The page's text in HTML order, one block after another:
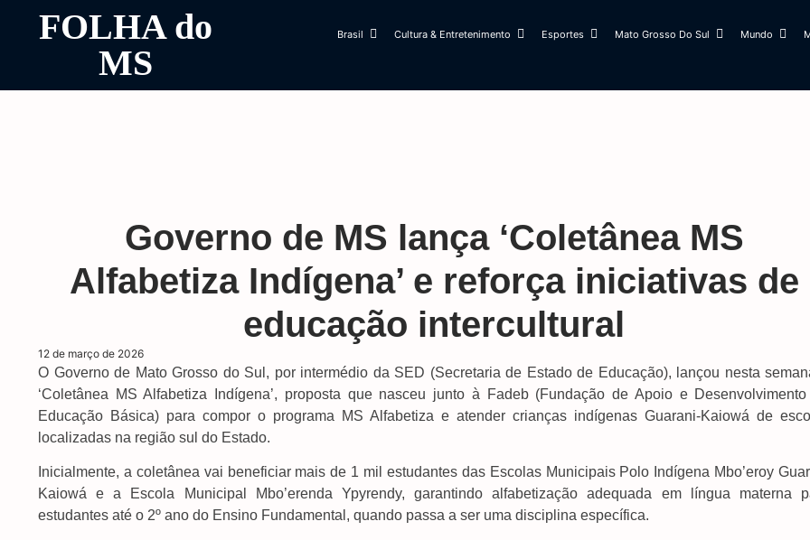
FOLHA do
MS
Brasil Cultura & Entretenimento Esportes Mato Grosso Do Sul Mundo
Governo de MS lança ‘Coletânea MS
Alfabetiza Indígena’ e reforça iniciativas de
educação intercultural
12 de março de 2026
O Governo de Mato Grosso do Sul, por intermédio da SED (Secretaria de Estado de Educação), lançou nesta
‘Coletânea MS Alfabetiza Indígena’, proposta que nasceu junto à Fadeb (Fundação de Apoio e
Educação Básica) para compor o programa MS Alfabetiza e atender crianças indígenas Guarani-Kaiowá de
localizadas na região sul do Estado.
Inicialmente, a coletânea vai beneficiar mais de 1 mil estudantes das Escolas Municipais Polo Indígena Mbo’eroy
Kaiowá e a Escola Municipal Mbo’erenda Ypyrendy, garantindo alfabetização adequada em língua materna
estudantes até o 2º ano do Ensino Fundamental, quando passa a ser uma disciplina específica.